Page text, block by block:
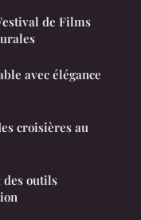
de Films
avec élégance
croisières au
des outils